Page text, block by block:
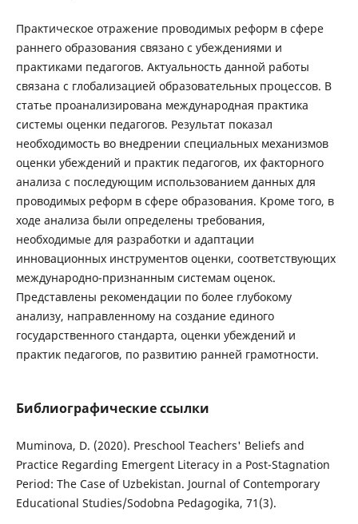
Практическое отражение проводимых реформ в сфере
раннего образования связано с убеждениями и
практиками педагогов. Актуальность данной работы
связана с глобализацией образовательных процессов. В
статье проанализирована международная практика
системы оценки педагогов. Результат показал
необходимость во внедрении специальных механизмов
оценки убеждений и практик педагогов, их факторного
анализа с последующим использованием данных для
проводимых реформ в сфере образования. Кроме того, в
ходе анализа были определены требования,
необходимые для разработки и адаптации
инновационных инструментов оценки, соответствующих
международно-признанным системам оценок.
Представлены рекомендации по более глубокому
анализу, направленному на создание единого
государственного стандарта, оценки убеждений и
практик педагогов, по развитию ранней грамотности.
Библиографические ссылки
Muminova, D. (2020). Preschool Teachers' Beliefs and
Practice Regarding Emergent Literacy in a Post-Stagnation
Period: The Case of Uzbekistan. Journal of Contemporary
Educational Studies/Sodobna Pedagogika, 71(3).